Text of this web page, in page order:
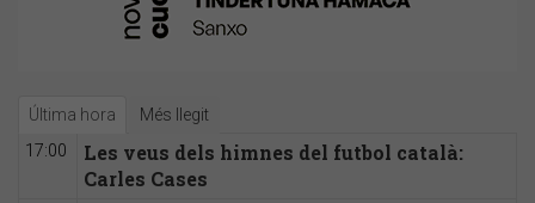
Última hora Més llegit
17:00
Les veus dels himnes del futbol català:
Carles Cases